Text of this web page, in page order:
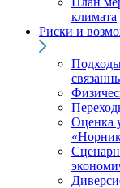
климата
Риски и
Оценка